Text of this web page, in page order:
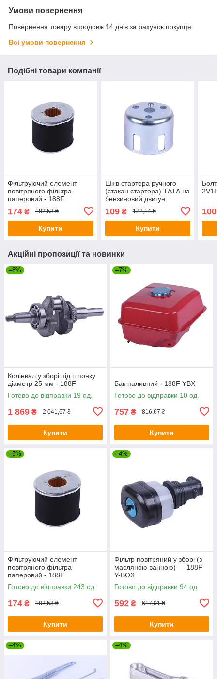
Умови повернення
Повернення товару впродовж 14 днів за рахунок покупця
Всі умови повернення
Подібні товари компанії
Фільтруючий елемент
повітряного фільтра
паперовий - 188F
174 ₴ 182,53 ₴
Купити
Шків стартера ручного
(стакан стартера) ТАТА на
бензиновий двигун
109₴ 122,14 ₴
Купити
100
Акційні пропозиції та новинки
–8%
Колінвал у зборі під шпонку
діаметр 25 мм - 188F
Готово до відправки 19 од.
1 869 ₴ 2 041,67 ₴
Купити
–7%
Бак паливний - 188F YBX
Готово до відправки 10 од.
757 ₴ 816,67 ₴
Купити
–5%
Фільтруючий елемент
повітряного фільтра
паперовий - 188F
Готово до відправки 243 од.
174 ₴ 182,53 ₴
Купити
–4%
Фільтр повітряний у зборі (з
масляною ванною) — 188F
Y-BOX
Готово до відправки 94 од.
592 ₴ 617,01 ₴
Купити
–4% –4%